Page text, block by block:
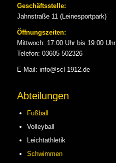
Geschäftsstelle:
Jahnstraße 11 (Leinesportpark)
Öffnungszeiten:
Mittwoch: 17:00 Uhr bis 19:00 Uhr
Telefon: 03605 502326
E-Mail: info@scl-1912.de
Abteilungen
Fußball
Volleyball
Leichtathletik
Schwimmen